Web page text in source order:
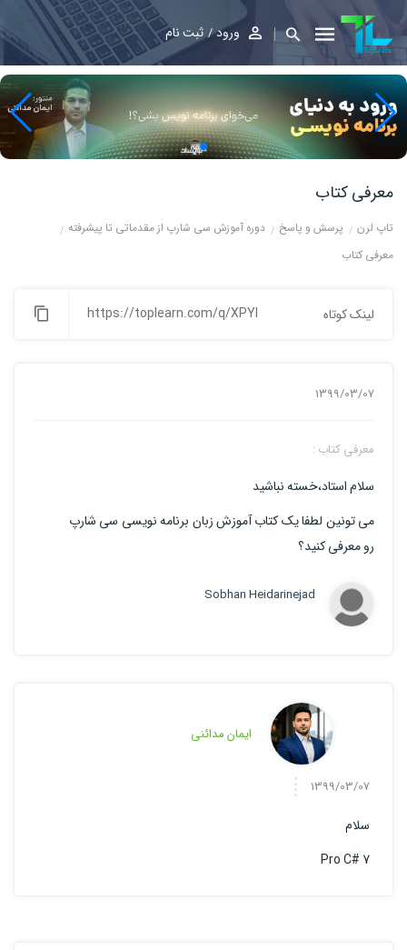
ورود ثبت نام
معرفی کتاب
تاپ لرن پرسش و پاسخ
دوره آموزش سی شارپ از مقدماتی تا پیشرفته
معرفی کتاب
لینک کوتاه https://toplearn.com/q/XPYl
1399/03/07
معرفی کتاب :
سلام استاد،خسته نباشید
می تونین لطفا یک کتاب آموزش زبان برنامه نویسی سی شارپ
رو معرفی کنید؟
Sobhan Heidarinejad
ایمان مدائنی
1399/03/07
سلام
Pro C# 7